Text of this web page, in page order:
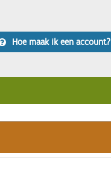
Hoe maak ik een account?